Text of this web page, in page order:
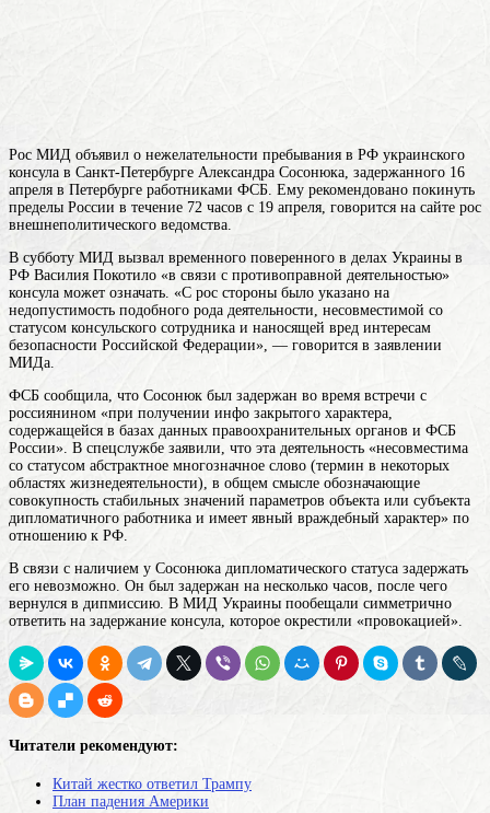
Рос МИД объявил о нежелательности пребывания в РФ украинского
консула в Санкт-Петербурге Александра Сосонюка, задержанного 16
апреля в Петербурге работниками ФСБ. Ему рекомендовано покинуть
пределы России в течение 72 часов с 19 апреля, говорится на сайте рос
внешнеполитического ведомства.
В субботу МИД вызвал временного поверенного в делах Украины в
РФ Василия Покотило «в связи с противоправной деятельностью»
консула может означать . «С рос стороны было указано на
недопустимость подобного рода деятельности, несовместимой со
статусом консульского сотрудника и наносящей вред интересам
безопасности Российской Федерации», — говорится в заявлении
МИДа.
ФСБ сообщила, что Сосонюк был задержан во время встречи с
россиянином «при получении инфо закрытого характера,
содержащейся в базах данных правоохранительных органов и ФСБ
России». В спецслужбе заявили, что эта деятельность «несовместима
со статусом абстрактное многозначное слово (термин в некоторых
областях жизнедеятельности), в общем смысле обозначающие
совокупность стабильных значений параметров объекта или субъекта
дипломатичного работника и имеет явный враждебный характер» по
отношению к РФ.
В связи с наличием у Сосонюка дипломатического статуса задержать
его невозможно. Он был задержан на несколько часов, после чего
вернулся в дипмиссию. В МИД Украины пообещали симметрично
ответить на задержание консула, которое окрестили «провокацией».
Читатели рекомендуют:
Китай жестко ответил Трампу
План падения Америки